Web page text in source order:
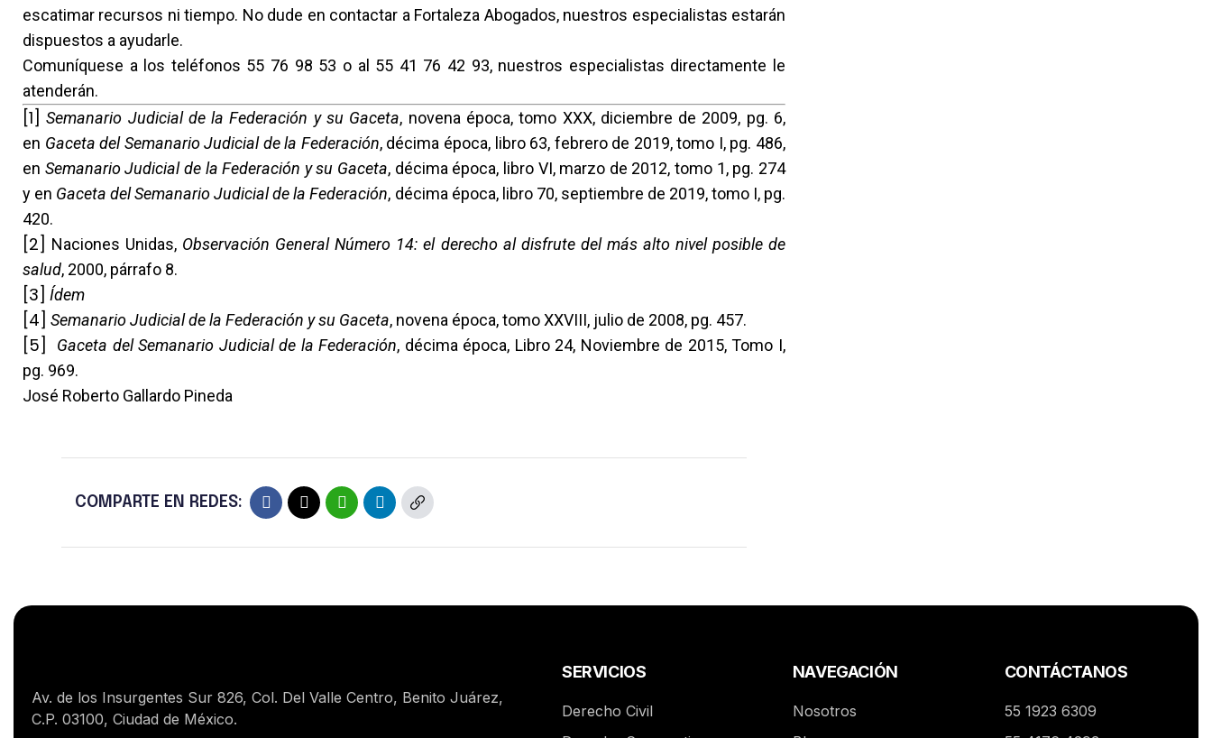
escatimar recursos ni tiempo. No dude en contactar a Fortaleza Abogados, nuestros especialistas estarán
dispuestos a ayudarle.
Comuníquese a los teléfonos 55 76 98 53 o al 55 41 76 42 93, nuestros especialistas directamente le
atenderán.
[1] Semanario Judicial de la Federación y su Gaceta, novena época, tomo XXX, diciembre de 2009, pg. 6,
en Gaceta del Semanario Judicial de la Federación, décima época, libro 63, febrero de 2019, tomo I, pg. 486,
en Semanario Judicial de la Federación y su Gaceta, décima época, libro VI, marzo de 2012, tomo 1, pg. 274
y en Gaceta del Semanario Judicial de la Federación, décima época, libro 70, septiembre de 2019, tomo I, pg.
420.
[2] Naciones Unidas, Observación General Número 14: el derecho al disfrute del más alto nivel posible de
salud, 2000, párrafo 8.
[3] Ídem
[4] Semanario Judicial de la Federación y su Gaceta, novena época, tomo XXVIII, julio de 2008, pg. 457.
[5] Gaceta del Semanario Judicial de la Federación, décima época, Libro 24, Noviembre de 2015, Tomo I,
pg. 969.
José Roberto Gallardo Pineda
COMPARTE EN REDES:
Av. de los Insurgentes Sur 826, Col. Del Valle Centro, Benito Juárez,
C.P. 03100, Ciudad de México.
SERVICIOS
Derecho Civil
NAVEGACIÓN
Nosotros
CONTÁCTANOS
55 1923 6309